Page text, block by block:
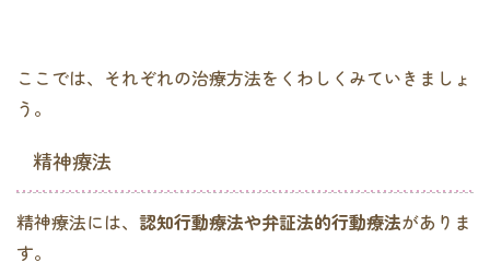
ここでは、それぞれの治療方法をくわしくみていきましょ
う。
精神療法
精神療法には、 認知行動療法や弁証法的行動療法がありま
す。